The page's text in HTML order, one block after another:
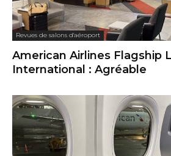
Revues de salons d'aéroport
American Airlines Flagship
International : Agréable